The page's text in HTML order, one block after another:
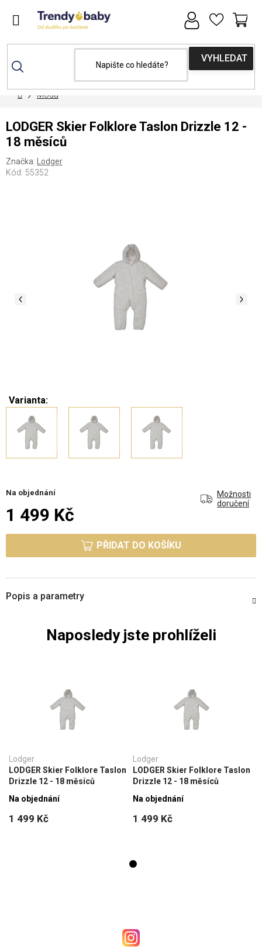
DomůMóda
Varianta:
Na objednání
Možnosti
doručení
1 499 Kč
PŘIDAT DO KOŠÍKU
LODGER Skier Folklore Taslon Drizzle 12 -
18 měsíců
Značka:
Lodger
Kód: 55352
Popis a parametry
Naposledy jste prohlíželi
Lodger
LODGER Skier Folklore Taslon
Drizzle 12 - 18 měsíců
1 499 Kč
Na objednání
Lodger
LODGER Skier Folklore Taslon
Drizzle 12 - 18 měsíců
1 499 Kč
Na objednání